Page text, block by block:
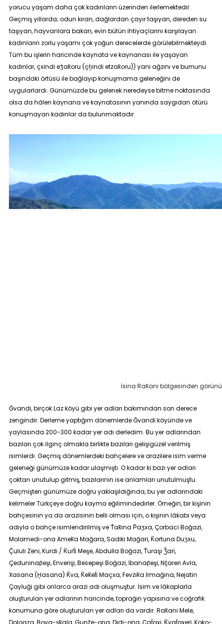
yorucu yaşam daha çok kadınların üzerinden ilerlemektedir.
Geçmiş yıllarda; odun kıran, dağlardan çayır taşıyan, dereden su
taşıyan, hayvanlara bakan, evin bütün ihtiyaçlarını karşılayan
kadınların zorlu yaşamı çok yoğun derecelerde görülebilmekteydi.
Tüm bu işlerin haricinde kaynata ve kaynanası ile yaşayan
kadınlar,çxindi eʒ̆ak̆oru (çḫindi etzak̆oru)) yani ağzını ve burnunu
başındaki örtüsü ile bağlayıp konuşmama geleneğini de
uygularlardı. Günümüzde bu gelenek neredeyse bitme noktasında
olsa da hâlen kaynana ve kaynatasının yanında saygıdan ötürü
konuşmayan kadınlar da bulunmaktadır.
İsina Rak̆ani bölgesinden
Ğvandi, birçok Laz köyü gibi yer adları bakımından son derece
zengindir. Derleme yaptığım dönemlerde Ğvandi köyünde ve
yaylasında 200-300 kadar yer adı derledim. Bu yer adlarından
bazıları çok ilginç olmakla birlikte bazıları gelişigüzel verilmiş
isimlerdi. Geçmiş dönemlerdeki bahçelere ve arazilere isim verme
geleneği günümüze kadar ulaşmıştı. O kadar ki bazı yer adları
çoktan unutulup gitmiş, bazılarının ise anlamları unutulmuştu.
Geçmişten günümüze doğru yaklaşıldığında, bu yer adlarındaki
kelimeler Türkçeye doğru kayma eğilimindedirler. Örneğin, bir kişinin
bahçesinin ya da arazisinin belli olması için, o kişinin lâkabı veya
adıyla o bahçe isimlendirilmiş ve T̆ak̆ina P̆aʒxa, Çorbaci Boğazi,
Molamedi-ona Amek̆a Mağara, Sadiki Mağari, K̆ortuna Duʒxu,
Ç̆ululi Zeni, Kurdi / K̆urt̆i Meşe, Abdulla Boğazi, T̆uraşi Ǯari,
Çeduninap̆eşi, Enverişi, Besepeşi Boğazi, İbanap̆eşi, Nç̆areri Avla,
Xasana (Ḫasana) K̆va, K̆ek̆et̆i Maçxa, Fevzik̆a İrmağina, Nejatin
Çayluği gibi onlarca arazi adı oluşmuştur. İsim ve lâkaplarla
oluşturulan yer adlarının haricinde, toprağın yapısına ve coğrafik
konumuna göre oluşturulan yer adları da vardır. Rak̆ani Mele,
Dologza, Boya-şk̆ala, Gunz̆e-ona, Didi-ona, Çat̆axi, K̆vat̆axeri, Koko-